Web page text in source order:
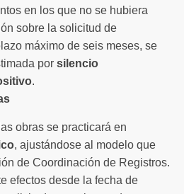
en los que no se hubiera
sobre la solicitud de
máximo de seis meses, se
por silencio
.
obras se practicará en
, ajustándose al modelo que
de Coordinación de Registros.
efectos desde la fecha de